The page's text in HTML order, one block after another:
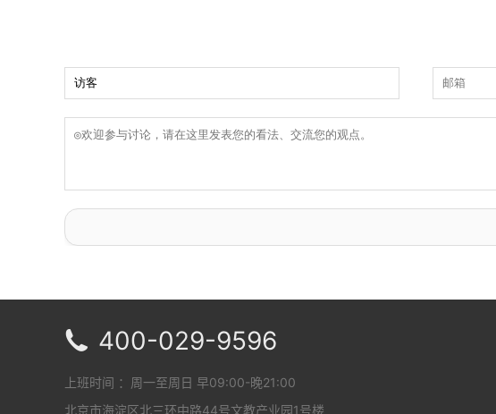
 400-029-9596
上班时间 ：周一至周日 早09:00-晚21:00
北京市海淀区北三环中路44号文教产业园1号楼